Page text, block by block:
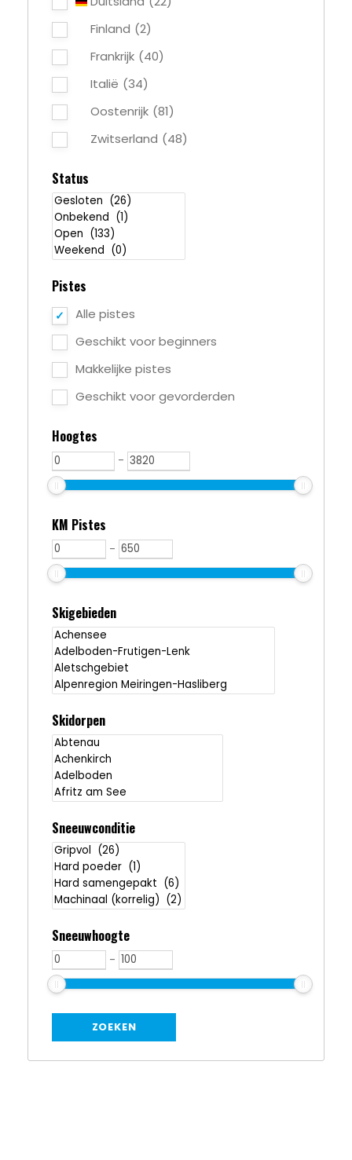
Finland (2)
Frankrijk (40)
Italië (34)
Oostenrijk (81)
Zwitserland (48)
Status
Pistes
Alle pistes
Geschikt voor beginners
Makkelijke pistes
Geschikt voor gevorderden
Hoogtes
-
KM Pistes
-
Skigebieden
Skidorpen
Sneeuwconditie
Sneeuwhoogte
-